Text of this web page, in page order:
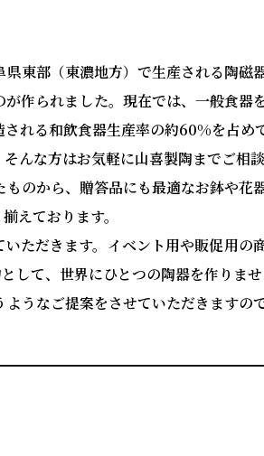
東部（東濃地方）で生産される陶磁
作られました。現在では、一般食器
れる和飲食器生産率の約60%を占め
んな方はお気軽に山喜製陶までご相談
のから、贈答品にも最適なお鉢や花
えております。
ただきます。イベント用や販促用の
して、世界にひとつの陶器を作りませ
うなご提案をさせていただきますの